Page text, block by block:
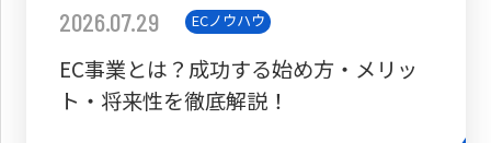
2026.07.29 ECノウハウ
EC事業とは？成功する始め方・メリッ
ト・将来性を徹底解説！